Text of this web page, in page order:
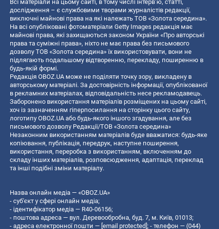
Всі матеріали на цьому сайті, в тому числі інтерв’ю, статті,
дослідження – є службовими творами журналістів редакції,
виключні майнові права на які належать ТОВ «Золота середина».
На всі опубліковані фотоматеріали Getty Images редакція має
майнові права, які захищаються законом України «Про авторські
права та суміжні права», ніхто не має права без письмового
дозволу ТОВ «Золота середина» їх використовувати, вони не
підлягають подальшому відтворенню, перекладу, поширенню в
будь-якій формі.
Редакція OBOZ.UA може не поділяти точку зору, викладену в
авторському матеріалі. За достовірність інформації, опублікованої
в рекламних матеріалах, відповідальність несе рекламодавець.
Заборонено використання матеріалів розміщених на цьому сайті,
хоч із зазначенням гіперпосилання на сторінку цього сайту,
логотипу OBOZ.UA або будь-якого іншого згадування, але без
письмового дозволу Редакції/ТОВ «Золота середина»
Незаконним використанням матеріалів буде вважатися: будь-яке
копiювання, публiкацiя, передрук, наступне поширення,
використання, переробка з використанням, включенням до
складу інших матеріалів, розповсюдження, адаптація, переклад
та інші подібні зміни матеріалу.
Назва онлайн медіа — «OBOZ.UA»
- суб'єкт у сфері онлайн медіа;
- ідентифікатор медіа — R40-06156;
- поштова адреса — вул. Деревообробна, буд. 7, м. Київ, 01013;
- адреса електронної пошти — [email protected]; - телефон — (044)